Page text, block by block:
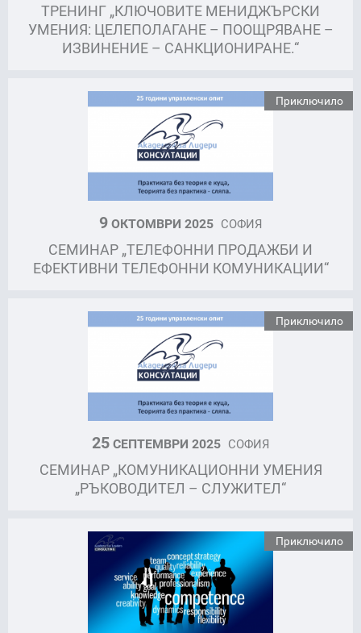
ТРЕНИНГ „КЛЮЧОВИТЕ МЕНИДЖЪРСКИ
УМЕНИЯ: ЦЕЛЕПОЛАГАНЕ – ПООЩРЯВАНЕ –
ИЗВИНЕНИЕ – САНКЦИОНИРАНЕ.“
Приключило
9ОКТОМВРИ 2025 СОФИЯ
СЕМИНАР „ТЕЛЕФОННИ ПРОДАЖБИ И
ЕФЕКТИВНИ ТЕЛЕФОННИ КОМУНИКАЦИИ“
Приключило
25СЕПТЕМВРИ 2025 СОФИЯ
СЕМИНАР „КОМУНИКАЦИОННИ УМЕНИЯ
„РЪКОВОДИТЕЛ – СЛУЖИТЕЛ“
Приключило